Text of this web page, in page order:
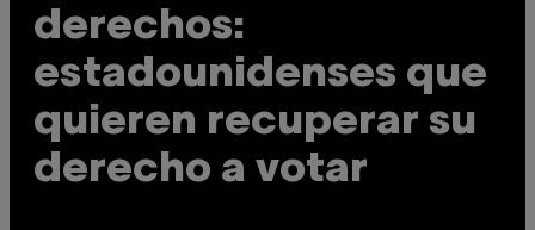
derechos:
estadounidenses que
quieren recuperar su
derecho a votar